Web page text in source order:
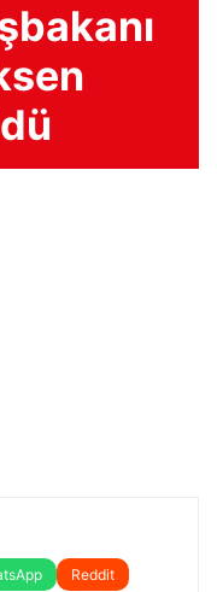
Reddit